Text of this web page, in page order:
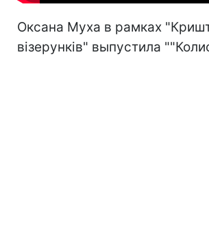
Оксана Муха в рамках
візерунків" выпустила